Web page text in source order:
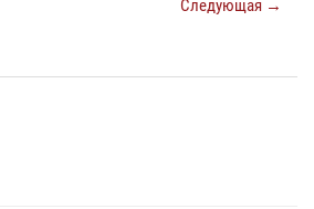
Следующая →